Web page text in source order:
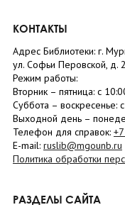
КОНТАКТЫ
Адрес Библиотеки: г.
ул. Софьи Перовской, д.
Режим работы:
Вторник – пятница: с
Суббота – воскресенье:
Выходной день –
Телефон для справок:
E-mail: ruslib@mgounb.ru
Политика обработки
РАЗДЕЛЫ САЙТА